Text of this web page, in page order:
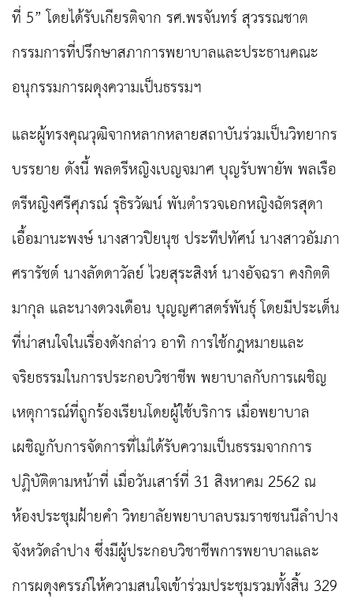
ที่ 5”โดยได้รับเกียรติจาก รศ.พรจันทร์ สุวรรณชาต
กรรมการที่ปรึกษาสภาการพยาบาลและประธานคณะ
อนุกรรมการผดุงความเป็นธรรมฯ
และผู้ทรงคุณวุฒิจากหลากหลายสถาบันร่วมเป็นวิทยากร
บรรยาย ดังนี้ พลตรีหญิงเบญจมาศ บุญรับพายัพ พลเรือ
ตรีหญิงศรีศุภรณ์ รุธิรวัฒน์ พันตำรวจเอกหญิงฉัตรสุดา
เอื้อมานะพงษ์ นางสาวปิยนุช ประทีปทัศน์ นางสาวอัมภา
ศรารัชต์ นางลัดดาวัลย์ ไวยสุระสิงห์ นางอัจฉรา คงกิตติ
มากุล และนางดวงเดือน บุญญศาสตร์พันธุ์ โดยมีประเด็น
ที่น่าสนใจในเรื่องดังกล่าว อาทิ การใช้กฎหมายและ
จริยธรรมในการประกอบวิชาชีพ พยาบาลกับการเผชิญ
เหตุการณ์ที่ถูกร้องเรียนโดยผู้ใช้บริการ เมื่อพยาบาล
เผชิญกับการจัดการที่ไม่ได้รับความเป็นธรรมจากการ
ปฏิบัติตามหน้าที่ เมื่อวันเสาร์ที่ 31 สิงหาคม 2562 ณ
ห้องประชุมฝ้ายคำ วิทยาลัยพยาบาลบรมราชชนนีลำปาง
จังหวัดลำปาง ซึ่งมีผู้ประกอบวิชาชีพการพยาบาลและ
การผดุงครรภ์ให้ความสนใจเข้าร่วมประชุมรวมทั้งสิ้น 329